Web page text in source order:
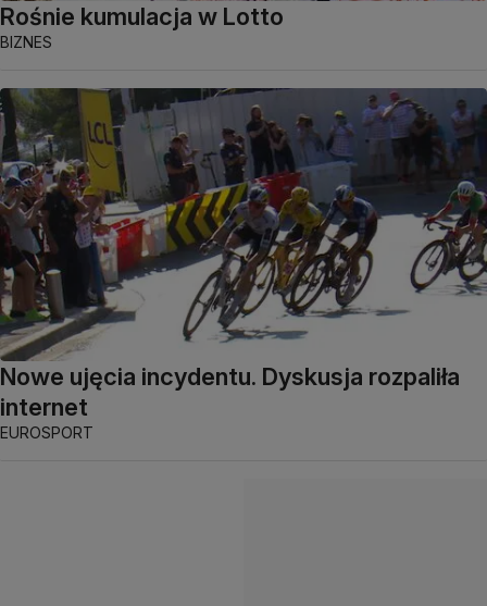
Rośnie kumulacja w Lotto
BIZNES
Nowe ujęcia incydentu. Dyskusja rozpaliła
internet
EUROSPORT